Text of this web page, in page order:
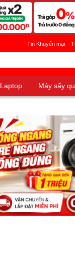
Tin Khuyến mại
Laptop
Máy sấy